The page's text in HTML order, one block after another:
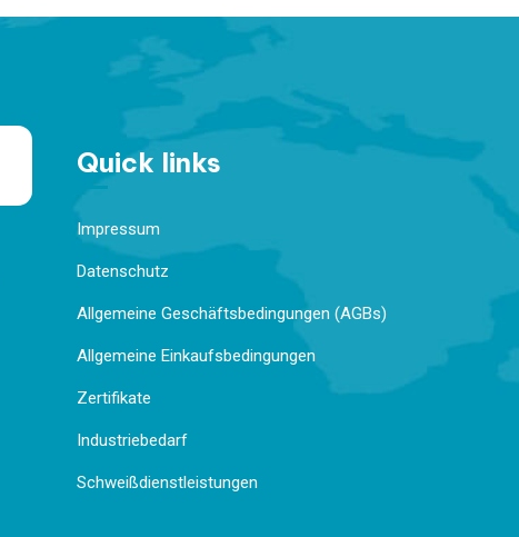
Quick links
Impressum
Datenschutz
Allgemeine Geschäftsbedingungen (AGBs)
Allgemeine Einkaufsbedingungen
Zertifikate
Industriebedarf
Schweißdienstleistungen